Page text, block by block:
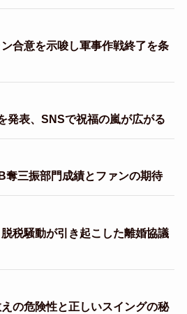
合意を示唆し軍事作戦終了を条
発表、SNSで祝福の嵐が広がる
奪三振部門成績とファンの期待
税騒動が引き起こした離婚協議
の危険性と正しいスイングの秘